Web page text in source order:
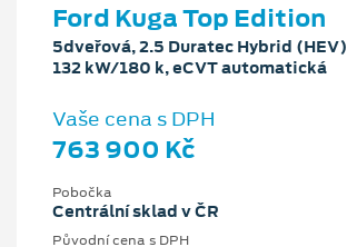
Ford Kuga Top Edition
5dveřová, 2.5 Duratec Hybrid (HEV)
132 kW/180 k, eCVT automatická
Vaše cena s DPH
763 900 Kč
Pobočka
Centrální sklad v ČR
Původní cena s DPH